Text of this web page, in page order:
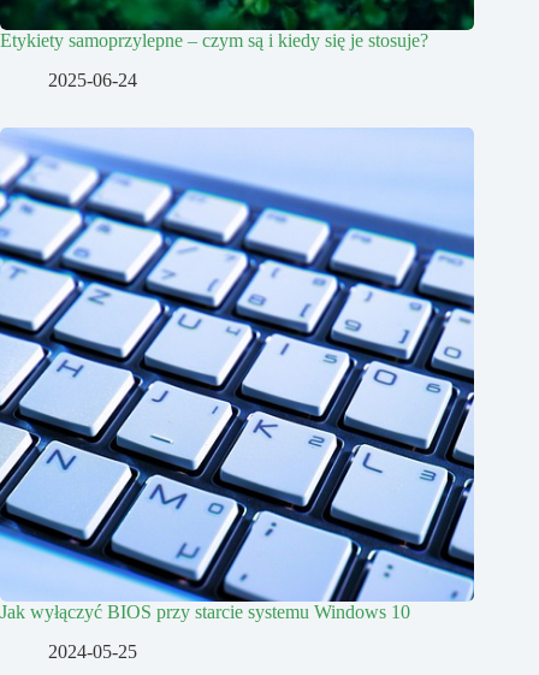
Etykiety samoprzylepne – czym są i kiedy się je stosuje?
2025-06-24
Jak wyłączyć BIOS przy starcie systemu Windows 10
2024-05-25